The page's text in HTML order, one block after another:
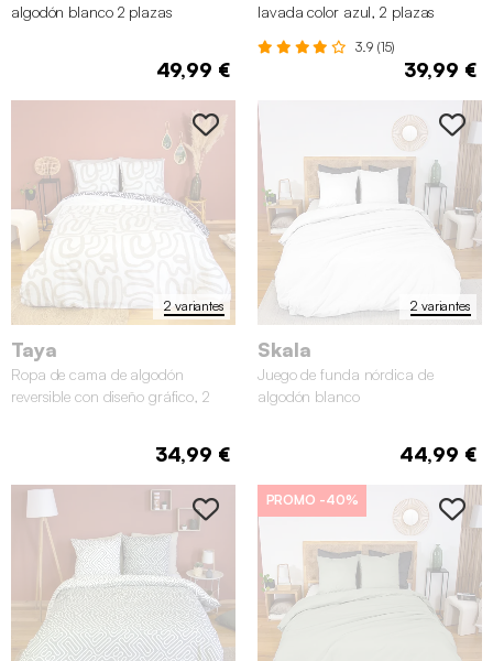
algodón blanco 2 plazas
49,99 €
lavada color azul, 2 plazas
3.9 (15)
39,99 €
2 variantes
Taya
Ropa de cama de algodón
reversible con diseño gráfico, 2
34,99 €
2 variantes
Skala
Juego de funda nórdica de
algodón blanco
44,99 €
PROMO -40%